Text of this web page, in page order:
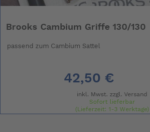
Brooks Cambium Griffe 130/130
passend zum Cambium Sattel
42,50 €
inkl. Mwst. zzgl. Versand
Sofort lieferbar
(Lieferzeit: 1-3 Werktage)